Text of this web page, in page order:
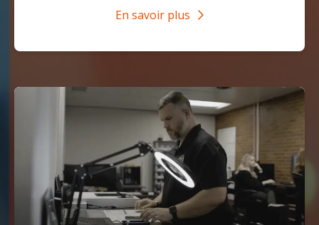
En savoir plus